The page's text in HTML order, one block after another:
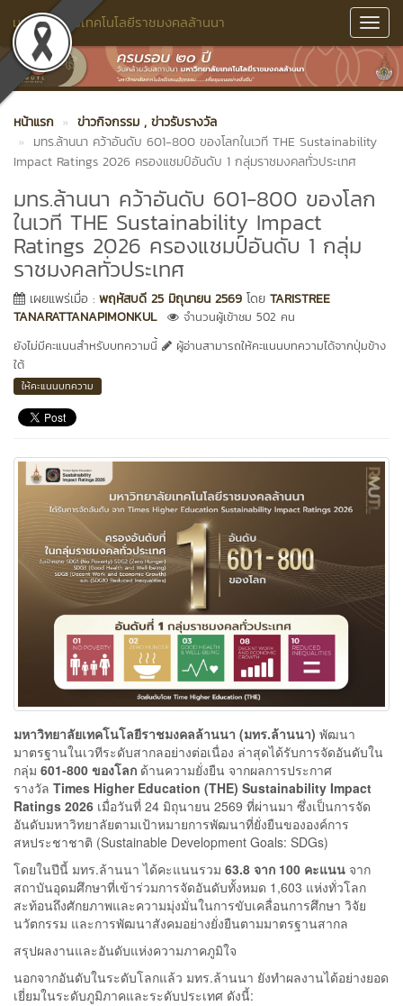
มหาวิทยาลัยเทคโนโลยีราชมงคลล้านนา
หน้าแรก ข่าวกิจกรรม , ข่าวรับรางวัล
มทร.ล้านนา คว้าอันดับ 601-800 ของโลกในเวที THE Sustainability
Impact Ratings 2026 ครองแชมป์อันดับ 1 กลุ่มราชมงคลทั่วประเทศ
มทร.ล้านนา คว้าอันดับ 601-800 ของโลก
ในเวที THE Sustainability Impact
Ratings 2026 ครองแชมป์อันดับ 1 กลุ่ม
ราชมงคลทั่วประเทศ
เผยแพร่เมื่อ : พฤหัสบดี 25 มิถุนายน 2569 โดย TARISTREE
TANARATTANAPIMONKUL
จำนวนผู้เข้าชม 502 คน
ยังไม่มีคะแนนสำหรับบทความนี้
ผู้อ่านสามารถให้คะแนนบทความได้จากปุ่มข้าง
ใต้
ให้คะแนนบทความ
มหาวิทยาลัยเทคโนโลยีราชมงคลล้านนา (มทร.ล้านนา) พัฒนา
มาตรฐานในเวทีระดับสากลอย่างต่อเนื่อง ล่าสุดได้รับการจัดอันดับใน
กลุ่ม 601-800 ของโลก ด้านความยั่งยืน จากผลการประกาศ
รางวัล Times Higher Education (THE) Sustainability Impact
Ratings 2026 เมื่อวันที่ 24 มิถุนายน 2569 ที่ผ่านมา ซึ่งเป็นการจัด
อันดับมหาวิทยาลัยตามเป้าหมายการพัฒนาที่ยั่งยืนขององค์การ
สหประชาชาติ (Sustainable Development Goals: SDGs)
โดยในปีนี้ มทร.ล้านนา ได้คะแนนรวม 63.8 จาก 100 คะแนน จาก
สถาบันอุดมศึกษาที่เข้าร่วมการจัดอันดับทั้งหมด 1,603 แห่งทั่วโลก
สะท้อนถึงศักยภาพและความมุ่งมั่นในการขับเคลื่อนการศึกษา วิจัย
นวัตกรรม และการพัฒนาสังคมอย่างยั่งยืนตามมาตรฐานสากล
สรุปผลงานและอันดับแห่งความภาคภูมิใจ
นอกจากอันดับในระดับโลกแล้ว มทร.ล้านนา ยังทำผลงานได้อย่างยอด
เยี่ยมในระดับภูมิภาคและระดับประเทศ ดังนี้: